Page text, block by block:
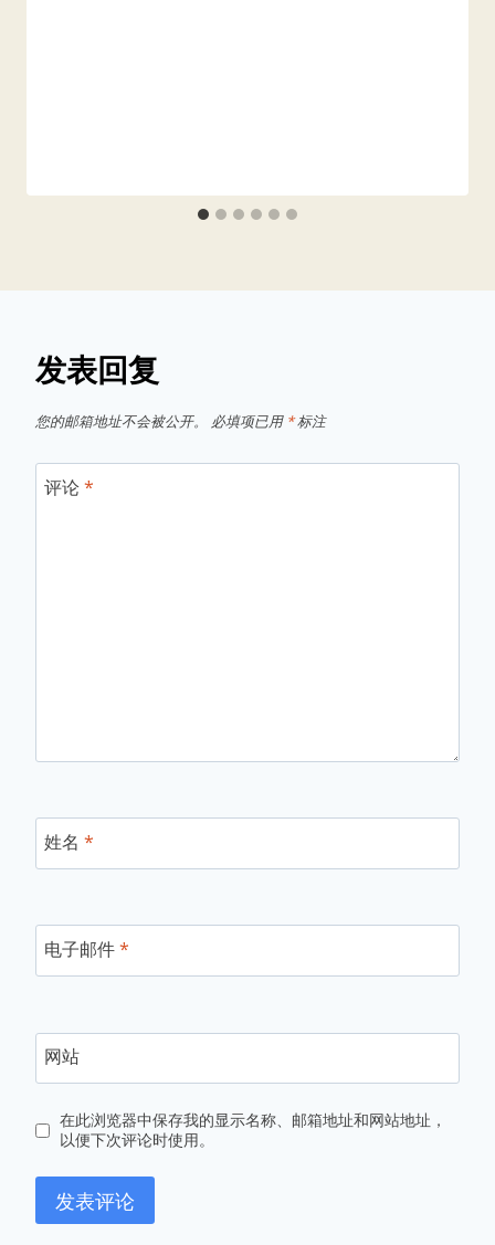
发表回复
您的邮箱地址不会被公开。 必填项已用 *标注
评论*
姓名 *
电子邮件*
网站
在此浏览器中保存我的显示名称、邮箱地址和网站地址，
以便下次评论时使用。